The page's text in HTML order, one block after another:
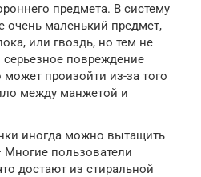
предмета. В систему
очень маленький предмет,
или гвоздь, но тем не
повреждение
произойти из-за того
между манжетой и
иногда можно вытащить
пользователи
достают из стиральной